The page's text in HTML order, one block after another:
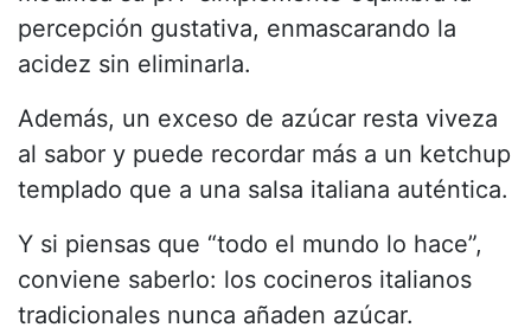
percepción gustativa, enmascarando la
acidez sin eliminarla.
Además, un exceso de azúcar resta viveza
al sabor y puede recordar más a un ketchup
templado que a una salsa italiana auténtica.
Y si piensas que “todo el mundo lo hace”,
conviene saberlo: los cocineros italianos
tradicionales nunca añaden azúcar.